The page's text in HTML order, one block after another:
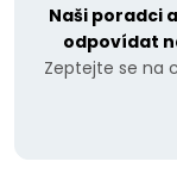
Naši poradci
odpovídat
Zeptejte se na